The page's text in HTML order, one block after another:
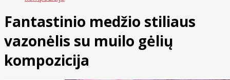
Fantastinio medžio stiliaus
vazonėlis su muilo gėlių
kompozicija